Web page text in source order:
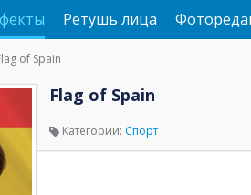
Ретушь лица
of Spain
Flag of Spain
Категории: Спорт